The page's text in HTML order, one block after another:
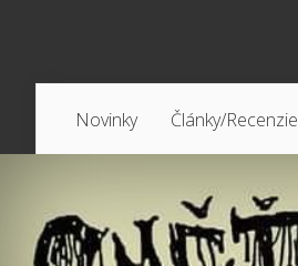
Novinky Články/Recenzie